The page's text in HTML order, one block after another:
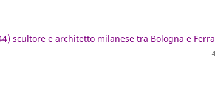
scultore e architetto milanese tra Bologna e